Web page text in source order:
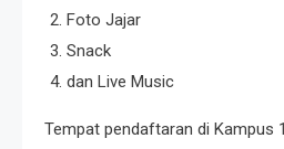
Foto Jajar
Snack
dan Live Music
Tempat pendaftaran di Kampus